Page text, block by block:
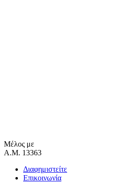
Μέλος με
Α.Μ. 13363
Διαφημιστείτε
Επικοινωνία